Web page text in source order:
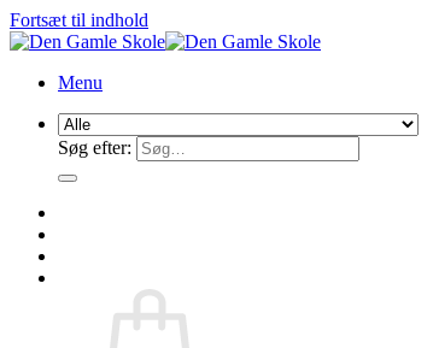
Fortsæt til indhold
Menu
Søg efter: